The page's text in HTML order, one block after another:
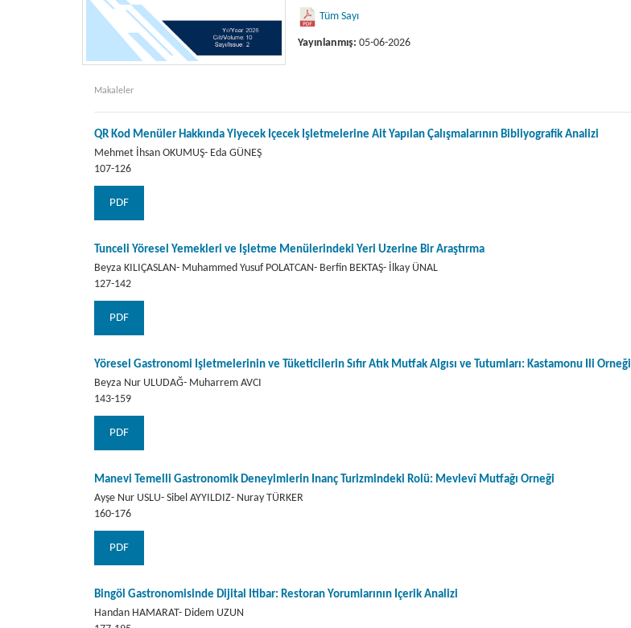
Tüm Sayı
Yayınlanmış:05-06-2026
Makaleler
QR Kod Menüler Hakkında Yiyecek İçecek İşletmelerine Ait Yapılan Çalışmalarının Bibliyografik Analizi
Mehmet İhsan OKUMUŞ- Eda GÜNEŞ
107-126
PDF
Tunceli Yöresel Yemekleri ve İşletme Menülerindeki Yeri Üzerine Bir Araştırma
Beyza KILIÇASLAN- Muhammed Yusuf POLATCAN- Berfin BEKTAŞ- İlkay ÜNAL
127-142
PDF
Yöresel Gastronomi İşletmelerinin ve Tüketicilerin Sıfır Atık Mutfak Algısı ve Tutumları: Kastamonu İli Örneği
Beyza Nur ULUDAĞ- Muharrem AVCI
143-159
PDF
Manevi Temelli Gastronomik Deneyimlerin İnanç Turizmindeki Rolü: Mevlevî Mutfağı Örneği
Ayşe Nur USLU- Sibel AYYILDIZ- Nuray TÜRKER
160-176
PDF
Bingöl Gastronomisinde Dijital İtibar: Restoran Yorumlarının İçerik Analizi
Handan HAMARAT- Didem UZUN